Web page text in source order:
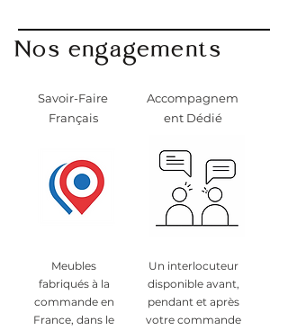
Nos engagements
Savoir-Faire
Français
Meubles
fabriqués à la
commande en
France, dans le
Accompagnem
ent Dédié
Un interlocuteur
disponible avant,
pendant et après
votre commande